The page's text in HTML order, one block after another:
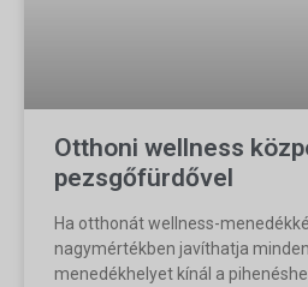
Otthoni wellness
pezsgőfürdővel
Ha otthonát wellness-
nagymértékben javíthatja
menedékhelyet kínál a